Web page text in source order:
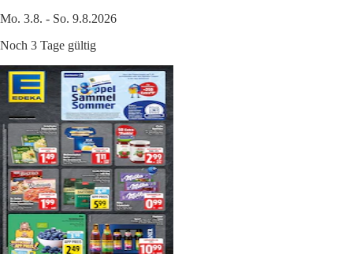
Mo. 3.8. - So. 9.8.2026
Noch 3 Tage gültig